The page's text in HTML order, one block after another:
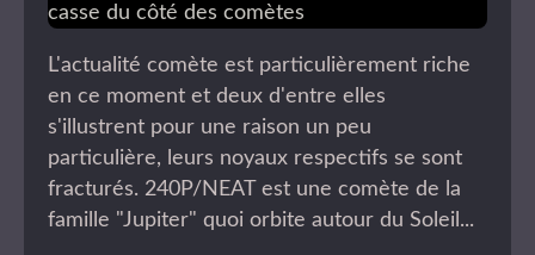
L'actualité comète est particulièrement riche
en ce moment et deux d'entre elles
s'illustrent pour une raison un peu
particulière, leurs noyaux respectifs se sont
fracturés. 240P/NEAT est une comète de la
famille "Jupiter" quoi orbite autour du Soleil...